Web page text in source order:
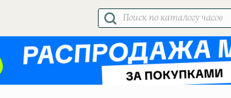
Поиск
товаров